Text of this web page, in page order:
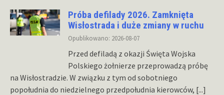
Próba defilady 2026. Zamknięta
Wisłostrada i duże zmiany w ruchu
Opublikowano: 2026-08-07
Przed defiladą z okazji Święta Wojska
Polskiego żołnierze przeprowadzą próbę
na Wisłostradzie. W związku z tym od sobotniego
popołudnia do niedzielnego przedpołudnia kierowców, [...]